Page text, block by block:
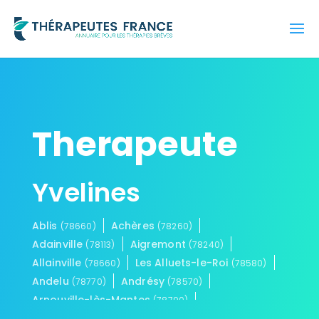
Therapeute
Yvelines
Ablis (78660) Achères (78260)
Adainville (78113) Aigremont (78240)
Allainville (78660) Les Alluets-le-Roi (78580)
Andelu (78770) Andrésy (78570)
Arnouville-lès-Mantes (78790)